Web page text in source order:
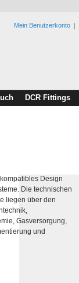
Mein Benutzerkonto
DCR Fittings
Design
Die technischen
liegen über den
Gasversorgung,
und